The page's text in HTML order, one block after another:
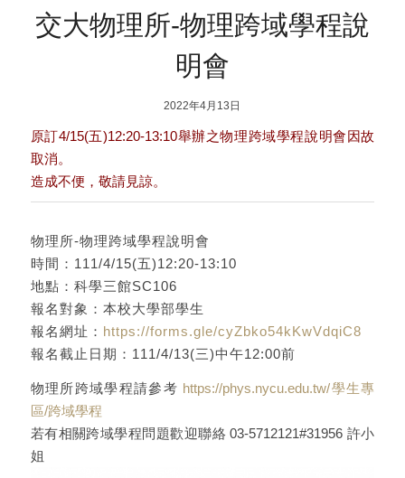
交大物理所-物理跨域學程說
明會
2022年4月13日
原訂4/15(五)12:20-13:10舉辦之物理跨域學程說明會因故
取消。
造成不便，敬請見諒。
物理所-物理跨域學程說明會
時間：111/4/15(五)12:20-13:10
地點：科學三館SC106
報名對象：本校大學部學生
報名網址： https://forms.gle/cyZbko54kKwVdqiC8
報名截止日期：111/4/13(三)中午12:00前
物理所跨域學程請參考 https://phys.nycu.edu.tw/學生專
區/跨域學程
若有相關跨域學程問題歡迎聯絡 03-5712121#31956 許小
姐